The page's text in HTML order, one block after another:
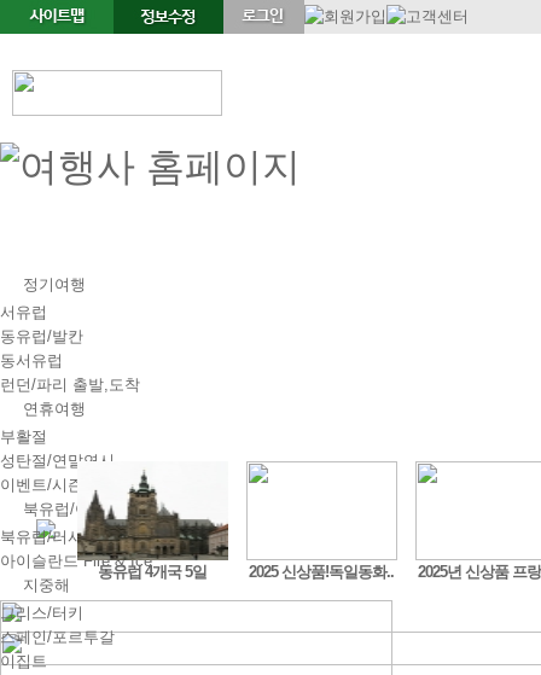
정기여행
서유럽
동유럽/발칸
동서유럽
런던/파리 출발,도착
연휴여행
부활절
성탄절/연말연시
이벤트/시즌투어
북유럽/아이스랜드
북유럽/러시아
아이슬란드 Fire & Ice
지중해
그리스/터키
스페인/포르투갈
이집트
2025 신상품!독일동화.. 2025년 신상품 프
구트,.. 동유럽 4개국 5일